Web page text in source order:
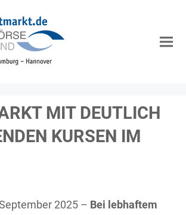
MIT DEUTLICH
KURSEN IM
2025 – Bei lebhaftem